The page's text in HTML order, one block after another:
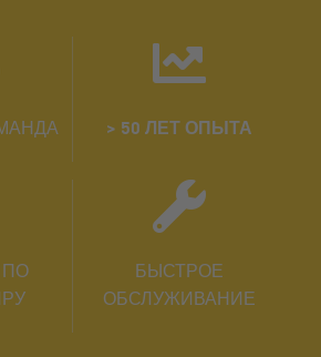
> 50 ЛЕТ ОПЫТА
ПО
БЫСТРОЕ
ОБСЛУЖИВАНИЕ